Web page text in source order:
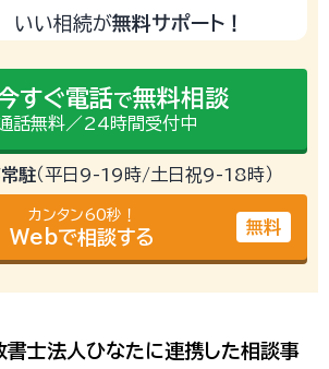
いい相続が無料サポート！
すぐ電話で無料相談
話無料／24時間受付中
駐（平日9-19時/土日祝9-18時）
カンタン60秒！
Webで相談する 無料
書士法人ひなたに連携した相談事